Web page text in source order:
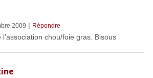
2009 | Répondre
l’association chou/foie gras. Bisous